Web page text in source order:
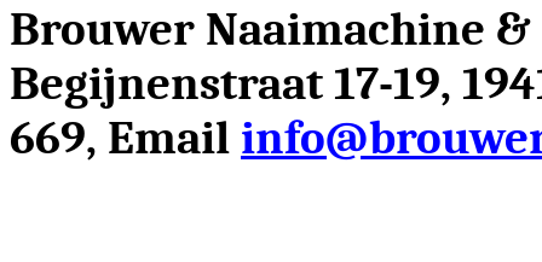
Brouwer Naaimachine
Begijnenstraat 17-19,
669, Email